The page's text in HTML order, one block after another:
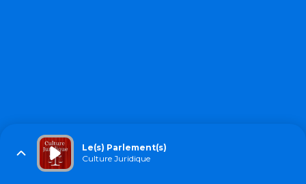
Le(s) Parlement(s)
Culture Juridique